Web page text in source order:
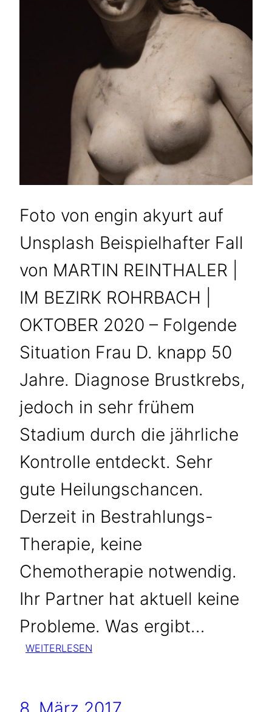
Foto von engin akyurt auf
Unsplash Beispielhafter Fall
von MARTIN REINTHALER |
IM BEZIRK ROHRBACH |
OKTOBER 2020 – Folgende
Situation Frau D. knapp 50
Jahre. Diagnose Brustkrebs,
jedoch in sehr frühem
Stadium durch die jährliche
Kontrolle entdeckt. Sehr
gute Heilungschancen.
Derzeit in Bestrahlungs-
Therapie, keine
Chemotherapie notwendig.
Ihr Partner hat aktuell keine
Probleme. Was ergibt…
WEITERLESEN